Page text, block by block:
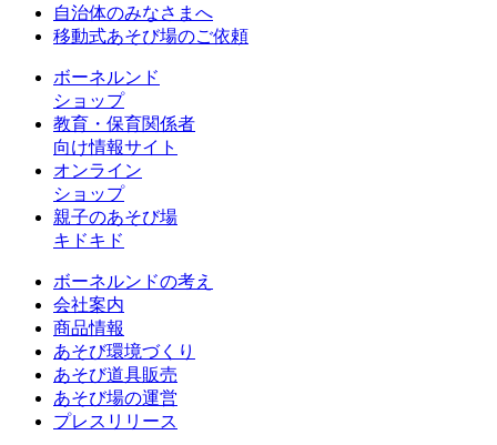
自治体のみなさまへ
移動式あそび場のご依頼
ボーネルンド
ショップ
教育・保育関係者
向け情報サイト
オンライン
ショップ
親子のあそび場
キドキド
ボーネルンドの考え
会社案内
商品情報
あそび環境づくり
あそび道具販売
あそび場の運営
プレスリリース